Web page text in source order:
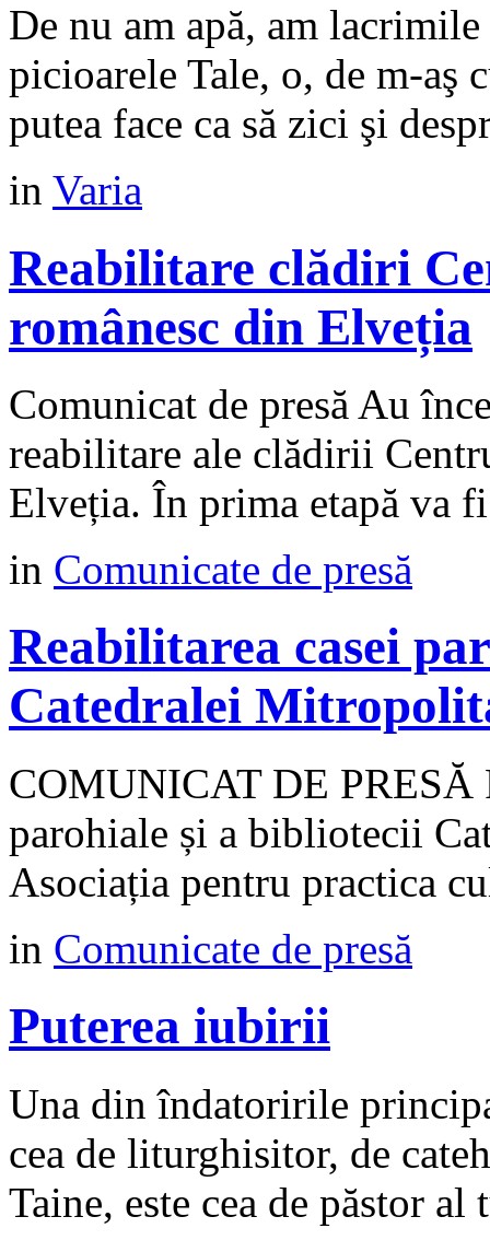
De nu am apă, am
picioarele Tale, o, de m-aş
putea face ca să zici şi
in Varia
Reabilitare clădiri
românesc din Elveția
Comunicat de presă Au
reabilitare ale clădirii
Elveția. În prima etapă va
in Comunicate de presă
Reabilitarea casei
Catedralei
COMUNICAT DE PRESĂ
parohiale și a bibliotecii
Asociația pentru practica
in Comunicate de presă
Puterea iubirii
Una din îndatoririle
cea de liturghisitor, de
Taine, este cea de păstor al